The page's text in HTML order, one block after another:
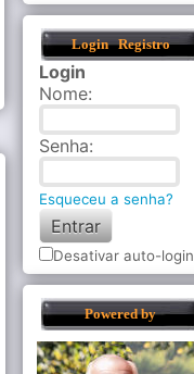
Login Registro
Login
Nome:
Senha:
Esqueceu a senha?
Desativar auto-login
Powered by